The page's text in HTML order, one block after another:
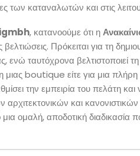
των καταναλωτών και στις
, κατανοούμε ότι η
βελτιώσεις. Πρόκειται για τη
ταυτόχρονα βελτιστοποιεί τη
boutique είτε για μια
την εμπειρία του πελάτη και
αρχιτεκτονικών και
ομαλή, αποδοτική διαδικασία